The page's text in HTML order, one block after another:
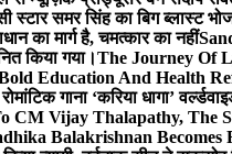
स्टार समर सिंह का बिग ब्लास्ट
का मार्ग है, चमत्कार का नहीं
किया गया।The Journey Of
Education And Health
गाना ‘करिया धागा’
CM Vijay Thalapathy, The
Balakrishnan Becomes